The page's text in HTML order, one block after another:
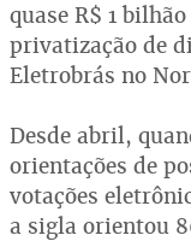
quase R$ 1
privatização de
Eletrobrás no
Desde abril,
orientações de
votações
a sigla orientou